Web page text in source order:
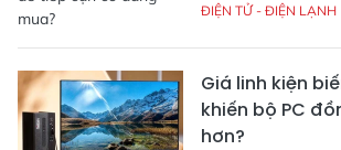
ĐIỆN TỬ - ĐIỆN LẠNH
Giá linh kiện
khiến bộ PC
hơn?